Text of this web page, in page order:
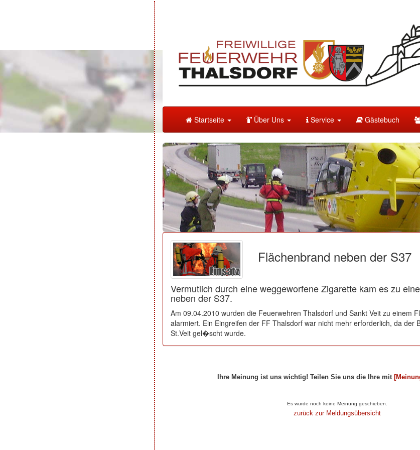
Startseite Über Uns Service Gästebuch
Flächenbrand neben der S37
Vermutlich durch eine weggeworfene Zigarette kam es zu
neben der S37.
Am 09.04.2010 wurden die Feuerwehren Thalsdorf und Sankt Veit zu einem
alarmiert. Ein Eingreifen der FF Thalsdorf war nicht mehr erforderlich, da der
St.Veit gel�scht wurde.
Ihre Meinung ist uns wichtig! Teilen Sie uns die Ihre mit
Es wurde noch keine Meinung geschieben.
zurück zur Meldungsübersicht